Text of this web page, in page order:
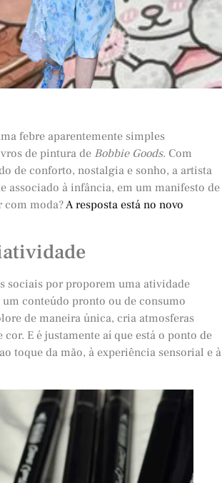
febre aparentemente simples
de pintura de Bobbie Goods. Com
de conforto, nostalgia e sonho, a artista
à infância, em um manifesto de
com moda?A resposta está no novo
sociais por proporem uma atividade
conteúdo pronto ou de consumo
de maneira única, cria atmosferas
E é justamente aí que está o ponto de
toque da mão, à experiência sensorial e à